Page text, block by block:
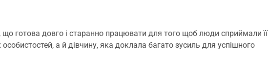
що готова довго і старанно працювати для того щоб люди сприймали її
а й дівчину, яка доклала багато зусиль для успішного